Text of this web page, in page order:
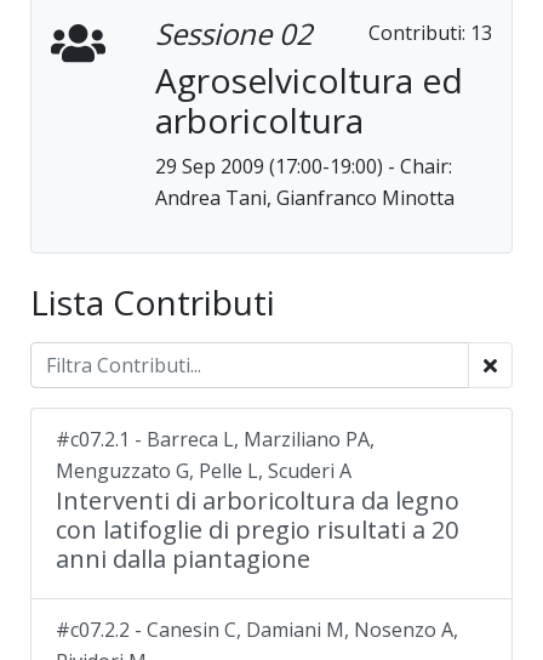
Contributi: 13
Sessione 02
Agroselvicoltura ed
arboricoltura
29 Sep 2009 (17:00-19:00) - Chair:
Andrea Tani, Gianfranco Minotta
Lista Contributi
#c07.2.1 - Barreca L, Marziliano PA,
Menguzzato G, Pelle L, Scuderi A
Interventi di arboricoltura da legno
con latifoglie di pregio risultati a 20
anni dalla piantagione
#c07.2.2 - Canesin C, Damiani M, Nosenzo A,